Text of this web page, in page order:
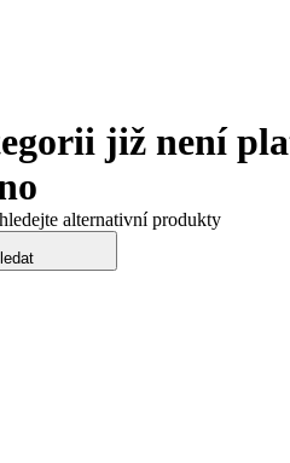
již není
alternativní produkty